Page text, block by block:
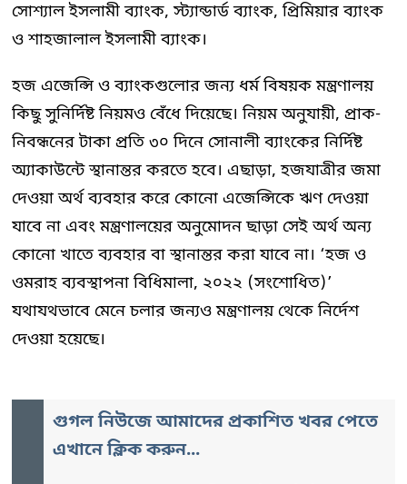
সোশ্যাল ইসলামী ব্যাংক, স্ট্যান্ডার্ড ব্যাংক, প্রিমিয়ার ব্যাংক
ও শাহজালাল ইসলামী ব্যাংক।
হজ এজেন্সি ও ব্যাংকগুলোর জন্য ধর্ম বিষয়ক মন্ত্রণালয়
কিছু সুনির্দিষ্ট নিয়মও বেঁধে দিয়েছে। নিয়ম অনুযায়ী, প্রাক-
নিবন্ধনের টাকা প্রতি ৩০ দিনে সোনালী ব্যাংকের নির্দিষ্ট
অ্যাকাউন্টে স্থানান্তর করতে হবে। এছাড়া, হজযাত্রীর জমা
দেওয়া অর্থ ব্যবহার করে কোনো এজেন্সিকে ঋণ দেওয়া
যাবে না এবং মন্ত্রণালয়ের অনুমোদন ছাড়া সেই অর্থ অন্য
কোনো খাতে ব্যবহার বা স্থানান্তর করা যাবে না। ‘হজ ও
ওমরাহ ব্যবস্থাপনা বিধিমালা, ২০২২ (সংশোধিত)’
যথাযথভাবে মেনে চলার জন্যও মন্ত্রণালয় থেকে নির্দেশ
দেওয়া হয়েছে।
গুগল নিউজে আমাদের প্রকাশিত খবর পেতে
এখানে ক্লিক করুন...